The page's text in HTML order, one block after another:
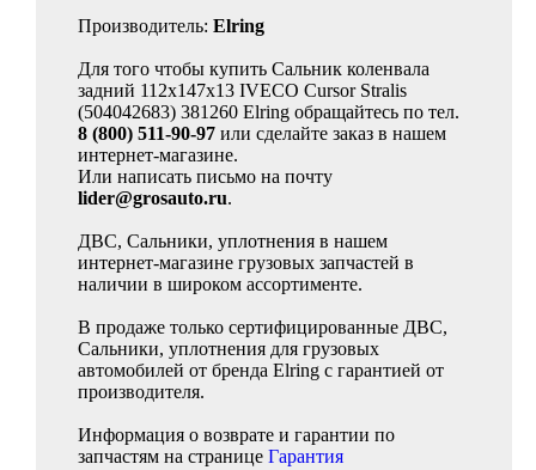
Производитель: Elring
Для того чтобы купить Сальник коленвала
задний 112x147x13 IVECO Cursor Stralis
(504042683) 381260 Elring обращайтесь по тел.
8 (800) 511-90-97 или сделайте заказ в нашем
интернет-магазине.
Или написать письмо на почту
lider@grosauto.ru.
ДВС, Сальники, уплотнения в нашем
интернет-магазине грузовых запчастей в
наличии в широком ассортименте.
В продаже только сертифицированные ДВС,
Сальники, уплотнения для грузовых
автомобилей от бренда Elring с гарантией от
производителя.
Информация о возврате и гарантии по
запчастям на странице Гарантия